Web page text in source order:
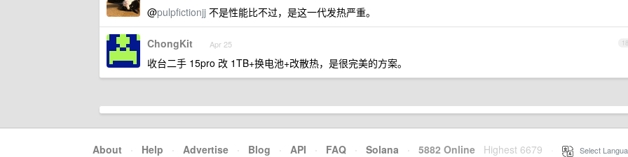
@pulpfictionjj 不是性能比不过，是这一代发热严重。
18
ChongKit Apr 25
收台二手 15pro 改 1TB+换电池+改散热，是很完美的方案。
About · Help · Advertise · Blog · API · FAQ · Solana · 5882 Online Highest 6679 Select